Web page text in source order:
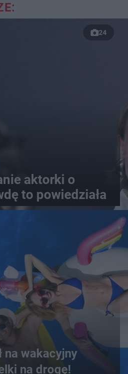
24
aktorki o
to powiedziała
na wakacyjny
na drogę!